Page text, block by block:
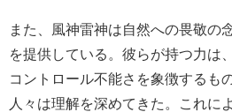
また、風神雷神は自然への畏敬の
を提供している。彼らが持つ力は
コントロール不能さを象徴するも
人々は理解を深めてきた。これに